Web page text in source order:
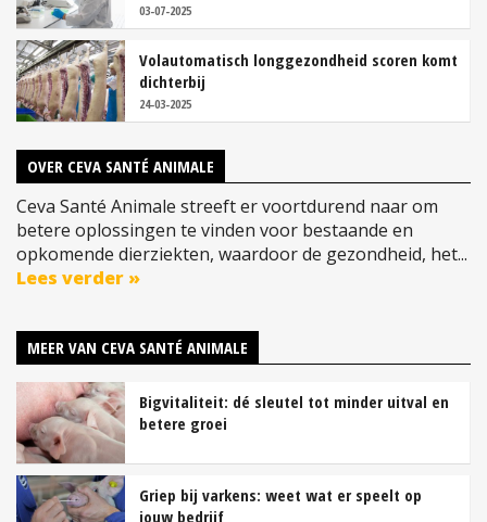
03-07-2025
Volautomatisch longgezondheid scoren komt
dichterbij
24-03-2025
OVER CEVA SANTÉ ANIMALE
Ceva Santé Animale streeft er voortdurend naar om
betere oplossingen te vinden voor bestaande en
opkomende dierziekten, waardoor de gezondheid, het...
Lees verder »
MEER VAN CEVA SANTÉ ANIMALE
Bigvitaliteit: dé sleutel tot minder uitval en
betere groei
Griep bij varkens: weet wat er speelt op
jouw bedrijf